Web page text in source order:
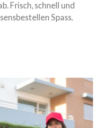
Frisch, schnell und
Spass.